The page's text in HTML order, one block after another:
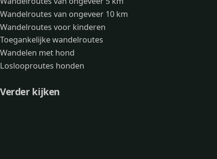
Wandelroutes van ongeveer 10 km
Wandelroutes voor kinderen
Toegankelijke wandelroutes
Wandelen met hond
Loslooproutes honden
Verder kijken